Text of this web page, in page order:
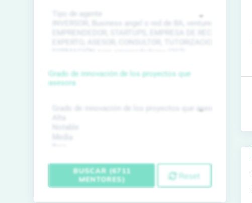
Grado de innovación de los proyectos que
asesora
BUSCAR (6711
MENTORES)
Reset